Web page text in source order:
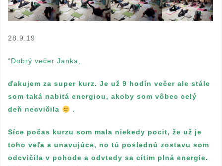
28.9.19
“Dobrý večer Janka,
ďakujem za super kurz. Je už 9 hodín večer ale stále
som taká nabitá energiou, akoby som vôbec celý
deň necvičila
.
Síce počas kurzu som mala niekedy pocit, že už je
toho veľa a unavujúce, no tú poslednú zostavu som
odcvičila v pohode a odvtedy sa cítim plná energie.